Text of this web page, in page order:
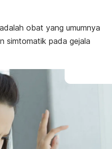
obat yang umumnya
simtomatik pada gejala